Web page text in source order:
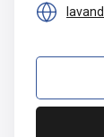
